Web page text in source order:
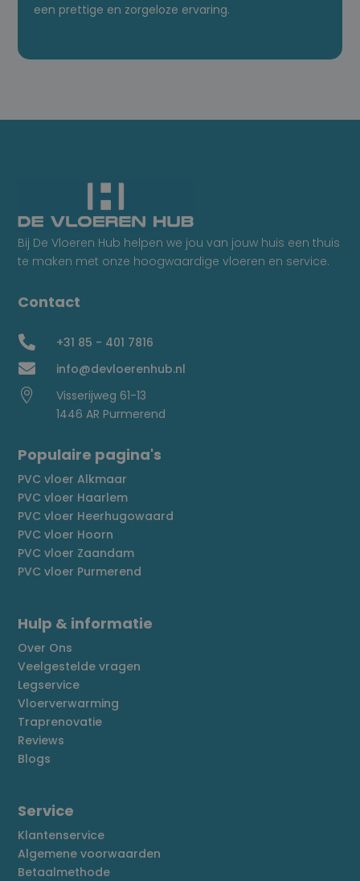
een prettige en zorgeloze ervaring.
Bij De Vloeren Hub helpen we jou van jouw huis een thuis
te maken met onze hoogwaardige vloeren en service.
Contact
 +31 85 - 401 7816
 info@devloerenhub.nl

Visserijweg 61-13
1446 AR Purmerend
Populaire pagina's
PVC vloer Alkmaar
PVC vloer Haarlem
PVC vloer Heerhugowaard
PVC vloer Hoorn
PVC vloer Zaandam
PVC vloer Purmerend
Hulp & informatie
Over Ons
Veelgestelde vragen
Legservice
Vloerverwarming
Traprenovatie
Reviews
Blogs
Service
Klantenservice
Algemene voorwaarden
Betaalmethode